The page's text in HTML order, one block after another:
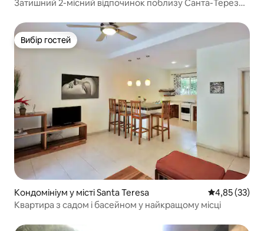
Затишний 2-місний відпочинок поблизу Санта-Терези
Вибір гостей
Вибір гостей
Кондомініум у місті Santa Teresa Середня
4,85 (33)
Квартира з садом і басейном у найкращому місці